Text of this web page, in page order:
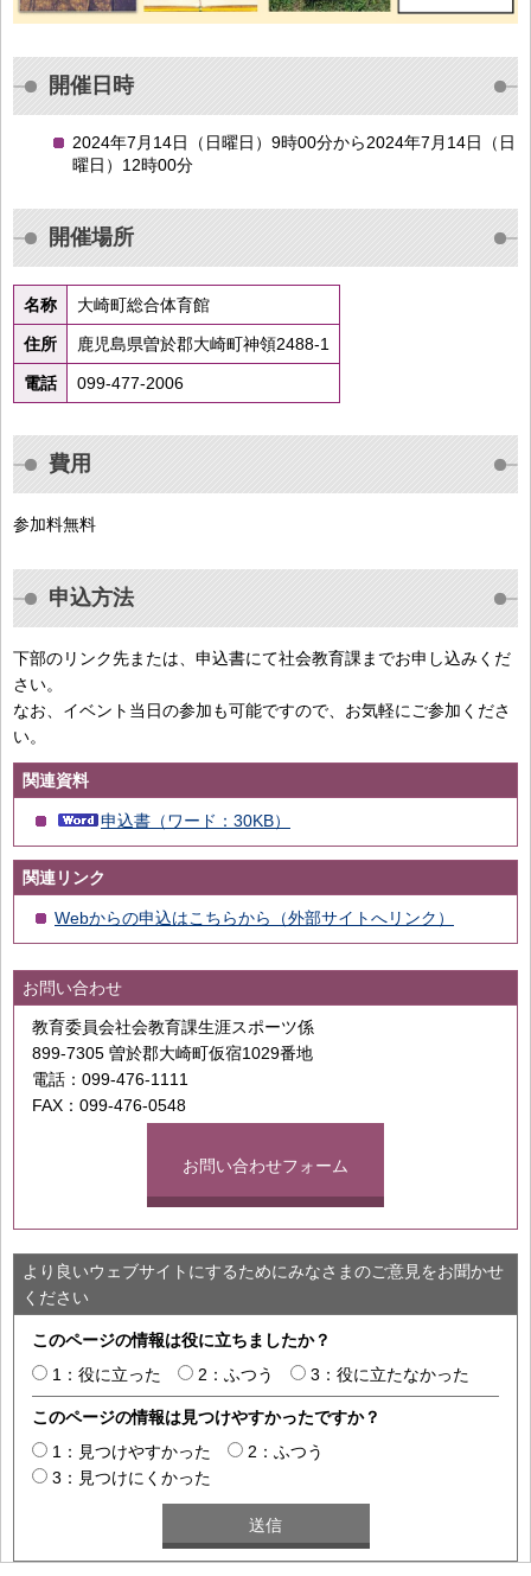
開催日時
2024年7月14日（日曜日）9時00分から2024年7月14日（日
曜日）12時00分
開催場所
名称 大崎町総合体育館
住所 鹿児島県曽於郡大崎町神領2488-1
電話 099-477-2006
費用
参加料無料
申込方法
下部のリンク先または、申込書にて社会教育課までお申し込みくだ
さい。
なお、イベント当日の参加も可能ですので、お気軽にご参加くださ
い。
関連資料
申込書（ワード：30KB）
関連リンク
Webからの申込はこちらから（外部サイトへリンク）
お問い合わせ
教育委員会社会教育課生涯スポーツ係
899-7305 曽於郡大崎町仮宿1029番地
電話：099-476-1111
FAX：099-476-0548
お問い合わせフォーム
より良いウェブサイトにするためにみなさまのご意見をお聞かせ
ください
このページの情報は役に立ちましたか？
1：役に立った
2：ふつう 3：役に立たなかった
このページの情報は見つけやすかったですか？
1：見つけやすかった
2：ふつう
3：見つけにくかった